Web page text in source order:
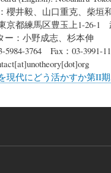
櫻井毅、山口重克、柴垣
京都練馬区豊玉上1-26-
ー：小野成志、杉本伸
5984-3764 Fax：03-3991-
[at]unotheory[dot]org
現代にどう活かすか第II期